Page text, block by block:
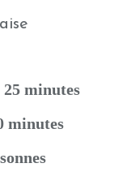
minutes
minutes